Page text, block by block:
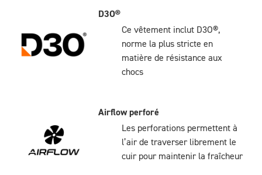
D3O®
Ce vêtement inclut D3O®,
norme la plus stricte en
matière de résistance aux
chocs
Airflow perforé
Les perforations permettent à
l’air de traverser librement le
cuir pour maintenir la fraîcheur